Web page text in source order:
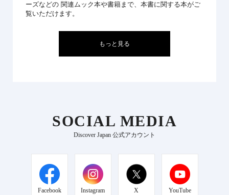
ーズなどの 関連ムック本や書籍まで、本書に関する本がご
覧いただけます。
もっと見る
SOCIAL MEDIA
Discover Japan 公式アカウント
Facebook Instagram X YouTube